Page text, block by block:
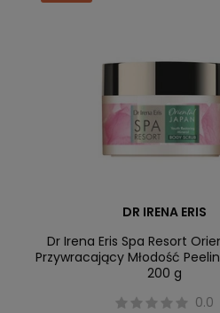
DR IRENA ERIS
Dr Irena Eris Spa Resort
Przywracający Młodość
200 g
0.0